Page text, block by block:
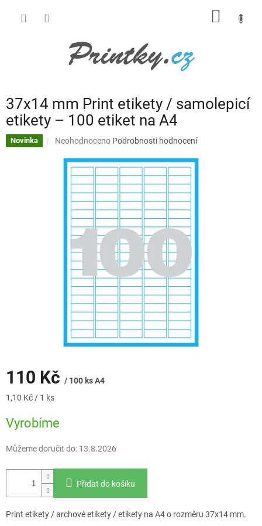
37x14 mm Print etikety / samolepicí
etikety – 100 etiket na A4
Novinka
Průměrné
produktu
hvězdiček.
Neohodnoceno Podrobnosti hodnocení
110 Kč / 100 ks A4
Měrná
1,10 Kč / 1 ks
Vyrobíme
Můžeme doručit do: 13.8.2026
Přidat do košíku
Print etikety / archové etikety / etikety na A4 o rozměru 37x14 mm.